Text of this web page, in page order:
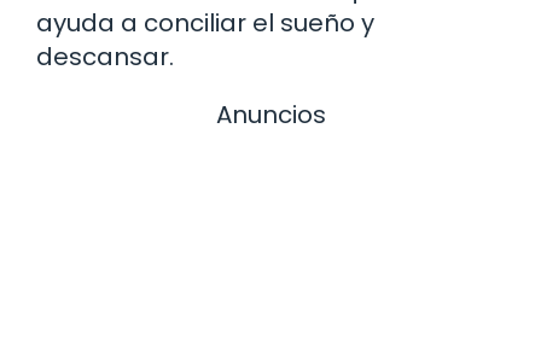
ayuda a conciliar el sueño y
descansar.
Anuncios